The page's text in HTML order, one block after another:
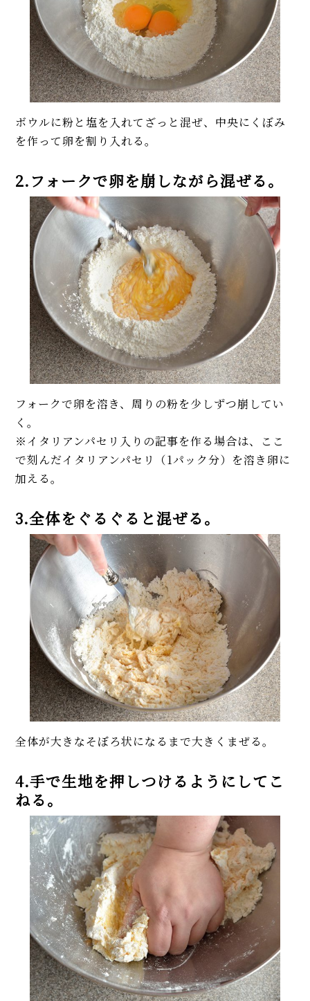
ボウルに粉と塩を入れてざっと混ぜ、中央にくぼみ
を作って卵を割り入れる。
2.フォークで卵を崩しながら混ぜる。
フォークで卵を溶き、周りの粉を少しずつ崩してい
く。
※イタリアンパセリ入りの記事を作る場合は、ここ
で刻んだイタリアンパセリ（1パック分）を溶き卵に
加える。
3.全体をぐるぐると混ぜる。
全体が大きなそぼろ状になるまで大きくまぜる。
4.手で生地を押しつけるようにしてこ
ねる。